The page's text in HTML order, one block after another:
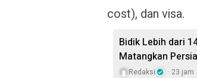
cost), dan visa.
Bidik Lebih dari
Matangkan
Redaksi 23 jam